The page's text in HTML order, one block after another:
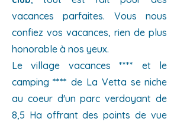
vacances parfaites. Vous nous
confiez vos vacances, rien de plus
honorable à nos yeux.
Le village vacances**** et le
camping**** de La Vetta se niche
au coeur d'un parc verdoyant de
8,5 Ha offrant des points de vue